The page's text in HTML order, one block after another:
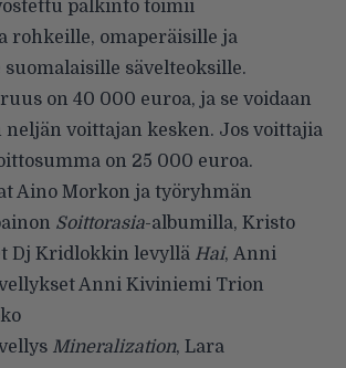
palkinto toimii
rohkeille, omaperäisille ja
sävelteoksille.
on 40 000 euroa, ja se voidaan
neljän voittajan kesken. Jos voittajia
on 25 000 euroa.
Aino Morkon ja työryhmän
Soittorasia-albumilla, Kristo
Dj Kridlokkin levyllä Hai, Anni
Anni Kiviniemi Trion
Mineralization, Lara